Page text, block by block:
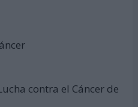
contra el Cáncer de